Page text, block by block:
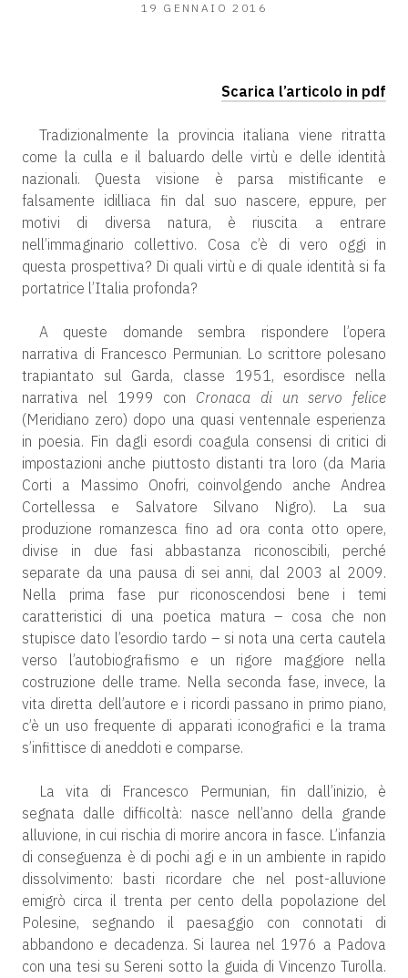
19 GENNAIO 2016
Scarica l’articolo in pdf
Tradizionalmente la provincia italiana viene ritratta
come la culla e il baluardo delle virtù e delle identità
nazionali. Questa visione è parsa mistificante e
falsamente idilliaca fin dal suo nascere, eppure, per
motivi di diversa natura, è riuscita a entrare
nell’immaginario collettivo. Cosa c’è di vero oggi in
questa prospettiva? Di quali virtù e di quale identità si fa
portatrice l’Italia profonda?
A queste domande sembra rispondere l’opera
narrativa di Francesco Permunian. Lo scrittore polesano
trapiantato sul Garda, classe 1951, esordisce nella
narrativa nel 1999 con Cronaca di un servo felice
(Meridiano zero) dopo una quasi ventennale esperienza
in poesia. Fin dagli esordi coagula consensi di critici di
impostazioni anche piuttosto distanti tra loro (da Maria
Corti a Massimo Onofri, coinvolgendo anche Andrea
Cortellessa e Salvatore Silvano Nigro). La sua
produzione romanzesca fino ad ora conta otto opere,
divise in due fasi abbastanza riconoscibili, perché
separate da una pausa di sei anni, dal 2003 al 2009.
Nella prima fase pur riconoscendosi bene i temi
caratteristici di una poetica matura – cosa che non
stupisce dato l’esordio tardo – si nota una certa cautela
verso l’autobiografismo e un rigore maggiore nella
costruzione delle trame. Nella seconda fase, invece, la
vita diretta dell’autore e i ricordi passano in primo piano,
c’è un uso frequente di apparati iconografici e la trama
s’infittisce di aneddoti e comparse.
La vita di Francesco Permunian, fin dall’inizio, è
segnata dalle difficoltà: nasce nell’anno della grande
alluvione, in cui rischia di morire ancora in fasce. L’infanzia
di conseguenza è di pochi agi e in un ambiente in rapido
dissolvimento: basti ricordare che nel post-alluvione
emigrò circa il trenta per cento della popolazione del
Polesine, segnando il paesaggio con connotati di
abbandono e decadenza. Si laurea nel 1976 a Padova
con una tesi su Sereni sotto la guida di Vincenzo Turolla.